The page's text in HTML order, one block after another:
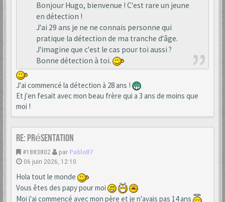
Bonjour Hugo, bienvenue ! C'est rare un jeune
en détection !
J'ai 29 ans je ne ne connais personne qui
pratique la détection de ma tranche d'âge.
J'imagine que c'est le cas pour toi aussi ?
Bonne détection à toi.
J'ai commencé la détection à 28 ans !
Et j'en fesait avec mon beau frère qui a 3 ans de moins que
moi !
Re: Présentation
#1883802 par Pablo87
06 juin 2026, 12:10
Hola tout le monde
Vous êtes des papy pour moi
Moi j'ai commencé avec mon père et je n'avais pas 14 ans